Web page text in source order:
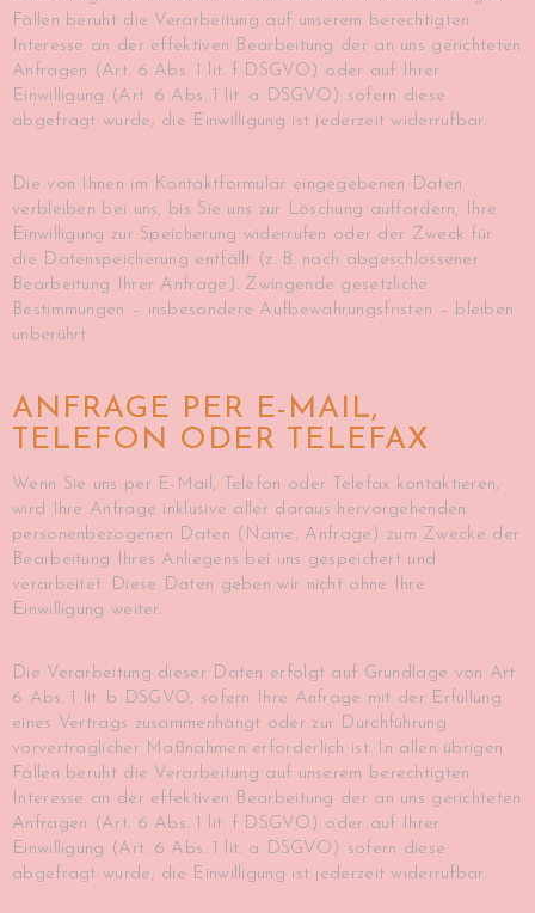
Fällen beruht die Verarbeitung auf unserem berechtigten
Interesse an der effektiven Bearbeitung der an uns gerichteten
Anfragen (Art. 6 Abs. 1 lit. f DSGVO) oder auf Ihrer
Einwilligung (Art. 6 Abs. 1 lit. a DSGVO) sofern diese
abgefragt wurde; die Einwilligung ist jederzeit widerrufbar.
Die von Ihnen im Kontaktformular eingegebenen Daten
verbleiben bei uns, bis Sie uns zur Löschung auffordern, Ihre
Einwilligung zur Speicherung widerrufen oder der Zweck für
die Datenspeicherung entfällt (z. B. nach abgeschlossener
Bearbeitung Ihrer Anfrage). Zwingende gesetzliche
Bestimmungen – insbesondere Aufbewahrungsfristen – bleiben
unberührt.
ANFRAGE PER E-MAIL,
TELEFON ODER TELEFAX
Wenn Sie uns per E-Mail, Telefon oder Telefax kontaktieren,
wird Ihre Anfrage inklusive aller daraus hervorgehenden
personenbezogenen Daten (Name, Anfrage) zum Zwecke der
Bearbeitung Ihres Anliegens bei uns gespeichert und
verarbeitet. Diese Daten geben wir nicht ohne Ihre
Einwilligung weiter.
Die Verarbeitung dieser Daten erfolgt auf Grundlage von Art.
6 Abs. 1 lit. b DSGVO, sofern Ihre Anfrage mit der Erfüllung
eines Vertrags zusammenhängt oder zur Durchführung
vorvertraglicher Maßnahmen erforderlich ist. In allen übrigen
Fällen beruht die Verarbeitung auf unserem berechtigten
Interesse an der effektiven Bearbeitung der an uns gerichteten
Anfragen (Art. 6 Abs. 1 lit. f DSGVO) oder auf Ihrer
Einwilligung (Art. 6 Abs. 1 lit. a DSGVO) sofern diese
abgefragt wurde; die Einwilligung ist jederzeit widerrufbar.